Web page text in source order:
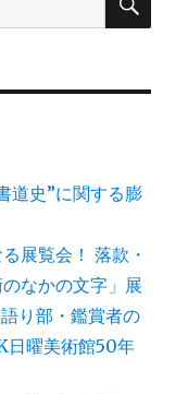
道史”に関する膨
展覧会！ 落款・
なかの文字」展
り部・鑑賞者の
日曜美術館50年